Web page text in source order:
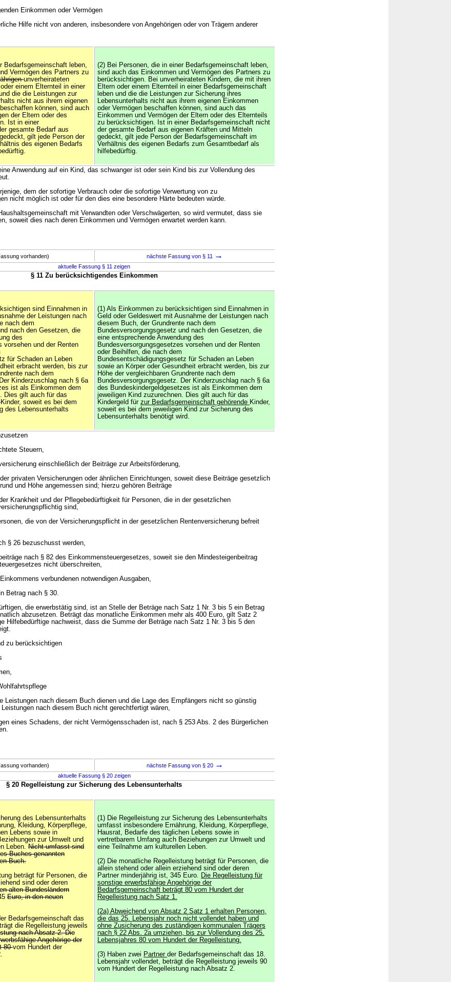
Einkommen oder Vermögen
Hilfe nicht von anderen, insbesondere von Angehörigen oder von Trägern anderer
Bedarfsgemeinschaft leben,
Vermögen des Partners zu
unverheirateten
einem Elternteil in einer
die die Leistungen zur
nicht aus ihrem eigenen
können, sind auch
der Eltern oder des
Ist in einer
gesamte Bedarf aus
gilt jede Person der
des eigenen Bedarfs
(2) Bei Personen, die in einer Bedarfsgemeinschaft leben,
sind auch das Einkommen und Vermögen des Partners zu
berücksichtigen. Bei unverheirateten Kindern, die mit ihren
Eltern oder einem Elternteil in einer Bedarfsgemeinschaft
leben und die die Leistungen zur Sicherung ihres
Lebensunterhalts nicht aus ihrem eigenen Einkommen
oder Vermögen beschaffen können, sind auch das
Einkommen und Vermögen der Eltern oder des Elternteils
zu berücksichtigen. Ist in einer Bedarfsgemeinschaft nicht
der gesamte Bedarf aus eigenen Kräften und Mitteln
gedeckt, gilt jede Person der Bedarfsgemeinschaft im
Verhältnis des eigenen Bedarfs zum Gesamtbedarf als
hilfebedürftig.
Anwendung auf ein Kind, das schwanger ist oder sein Kind bis zur Vollendung des
dem der sofortige Verbrauch oder die sofortige Verwertung von zu
nicht möglich ist oder für den dies eine besondere Härte bedeuten würde.
mit Verwandten oder Verschwägerten, so wird vermutet, dass sie
soweit dies nach deren Einkommen und Vermögen erwartet werden kann.
vorhanden) nächste Fassung von § 11 →
aktuelle Fassung § 11 zeigen
§ 11 Zu berücksichtigendes Einkommen
sind Einnahmen in
der Leistungen nach
nach dem
nach den Gesetzen, die
des
vorsehen und der Renten
für Schaden an Leben
erbracht werden, bis zur
nach dem
Kinderzuschlag nach § 6a
ist als Einkommen dem
Dies gilt auch für das
Kinder, soweit es bei dem
des Lebensunterhalts
(1) Als Einkommen zu berücksichtigen sind Einnahmen in
Geld oder Geldeswert mit Ausnahme der Leistungen nach
diesem Buch, der Grundrente nach dem
Bundesversorgungsgesetz und nach den Gesetzen, die
eine entsprechende Anwendung des
Bundesversorgungsgesetzes vorsehen und der Renten
oder Beihilfen, die nach dem
Bundesentschädigungsgesetz für Schaden an Leben
sowie an Körper oder Gesundheit erbracht werden, bis zur
Höhe der vergleichbaren Grundrente nach dem
Bundesversorgungsgesetz. Der Kinderzuschlag nach § 6a
des Bundeskindergeldgesetzes ist als Einkommen dem
jeweiligen Kind zuzurechnen. Dies gilt auch für das
Kindergeld für zur Bedarfsgemeinschaft gehörende Kinder,
soweit es bei dem jeweiligen Kind zur Sicherung des
Lebensunterhalts benötigt wird.
Steuern,
einschließlich der Beiträge zur Arbeitsförderung,
privaten Versicherungen oder ähnlichen Einrichtungen, soweit diese Beiträge gesetzlich
und Höhe angemessen sind; hierzu gehören Beiträge
Krankheit und der Pflegebedürftigkeit für Personen, die in der gesetzlichen
sind,
die von der Versicherungspflicht in der gesetzlichen Rentenversicherung befreit
§ 26 bezuschusst werden,
nach § 82 des Einkommensteuergesetzes, soweit sie den Mindesteigenbeitrag
nicht überschreiten,
verbundenen notwendigen Ausgaben,
Betrag nach § 30.
die erwerbstätig sind, ist an Stelle der Beträge nach Satz 1 Nr. 3 bis 5 ein Betrag
abzusetzen. Beträgt das monatliche Einkommen mehr als 400 Euro, gilt Satz 2
Hilfebedürftige nachweist, dass die Summe der Beträge nach Satz 1 Nr. 3 bis 5 den
zu berücksichtigen
Leistungen nach diesem Buch dienen und die Lage des Empfängers nicht so günstig
nach diesem Buch nicht gerechtfertigt wären,
eines Schadens, der nicht Vermögensschaden ist, nach § 253 Abs. 2 des Bürgerlichen
vorhanden) nächste Fassung von § 20 →
aktuelle Fassung § 20 zeigen
§ 20 Regelleistung zur Sicherung des Lebensunterhalts
des Lebensunterhalts
Kleidung, Körperpflege,
Lebens sowie in
zur Umwelt und
Leben. Nicht umfasst sind
Buches genannten
Buch.
beträgt für Personen, die
sind oder deren
alten Bundesländern
Euro, in den neuen
Bedarfsgemeinschaft das
die Regelleistung jeweils
nach Absatz 2. Die
Angehörige der
80vom Hundert der
(1) Die Regelleistung zur Sicherung des Lebensunterhalts
umfasst insbesondere Ernährung, Kleidung, Körperpflege,
Hausrat, Bedarfe des täglichen Lebens sowie in
vertretbarem Umfang auch Beziehungen zur Umwelt und
eine Teilnahme am kulturellen Leben.
(2) Die monatliche Regelleistung beträgt für Personen, die
allein stehend oder allein erziehend sind oder deren
Partner minderjährig ist, 345 Euro. Die Regelleistung für
sonstige erwerbsfähige Angehörige der
Bedarfsgemeinschaft beträgt 80 vom Hundert der
Regelleistung nach Satz 1.
(2a) Abweichend von Absatz 2 Satz 1 erhalten Personen,
die das 25. Lebensjahr noch nicht vollendet haben und
ohne Zusicherung des zuständigen kommunalen Trägers
nach § 22 Abs. 2a umziehen, bis zur Vollendung des 25.
Lebensjahres 80 vom Hundert der Regelleistung.
(3) Haben zwei Partner der Bedarfsgemeinschaft das 18.
Lebensjahr vollendet, beträgt die Regelleistung jeweils 90
vom Hundert der Regelleistung nach Absatz 2.